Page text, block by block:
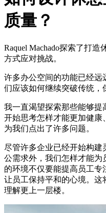
质量？
Raquel Machado探索了打
方式应对挑战。
许多办公空间的功能已经
们应该如何继续突破传统，
我一直渴望探索那些能够提
开始思考怎样才能更加健
为我们点出了许多问题。
尽管许多企业已经开始构
公需求外，我们怎样才能
的环境不仅要能提高员工
让员工保持平和的心境。这
理解更上一层楼。